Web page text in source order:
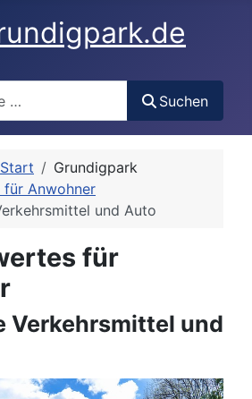
Suchen
Start
Grundigpark
Anwohner
und Auto
für
Verkehrsmittel und